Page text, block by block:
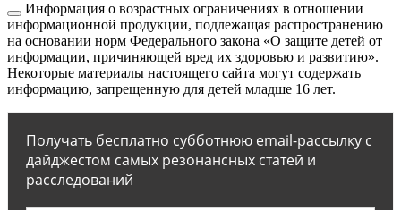
Информация о возрастных ограничениях в отношении
информационной продукции, подлежащая распространению
на основании норм Федерального закона «О защите детей от
информации, причиняющей вред их здоровью и развитию».
Некоторые материалы настоящего сайта могут содержать
информацию, запрещенную для детей младше 16 лет.
Получать бесплатно субботнюю email-рассылку с
дайджестом самых резонансных статей и
расследований